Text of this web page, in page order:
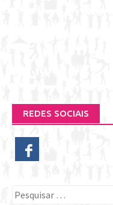
REDES SOCIAIS
Pesquisar